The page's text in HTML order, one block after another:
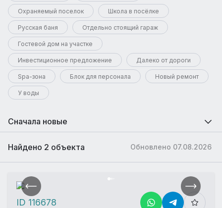
Охраняемый поселок Школа в посёлке
Русская баня Отдельно стоящий гараж
Гостевой дом на участке
Инвестиционное предложение Далеко от дороги
Spa-зона Блок для персонала Новый ремонт
У воды
Сначала новые
Обновлено 07.08.2026
Найдено 2 объекта
ID 116678